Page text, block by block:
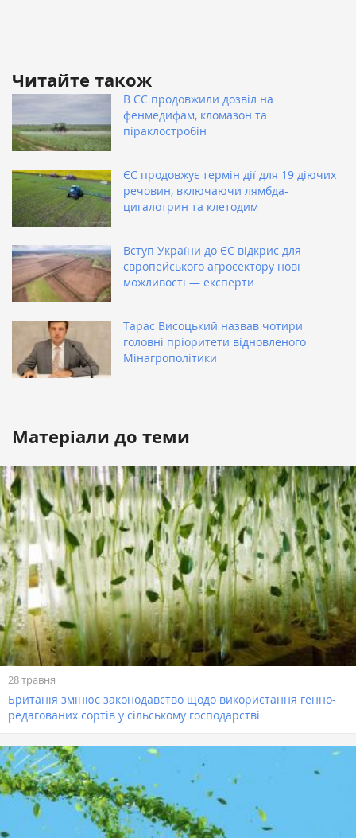
Читайте також
В ЄС продовжили дозвіл на
фенмедифам, кломазон та
піраклостробін
ЄС продовжує термін дії для 19 діючих
речовин, включаючи лямбда-
цигалотрин та клетодим
Вступ України до ЄС відкриє для
європейського агросектору нові
можливості — експерти
Тарас Висоцький назвав чотири
головні пріоритети відновленого
Мінагрополітики
Матеріали до теми
28 травня
Британія змінює законодавство щодо використання генно-
редагованих сортів у сільському господарстві